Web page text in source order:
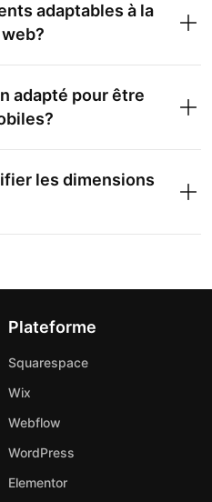
adaptables à la
adapté pour être
les dimensions
Plateforme
Squarespace
Wix
Webflow
WordPress
Elementor